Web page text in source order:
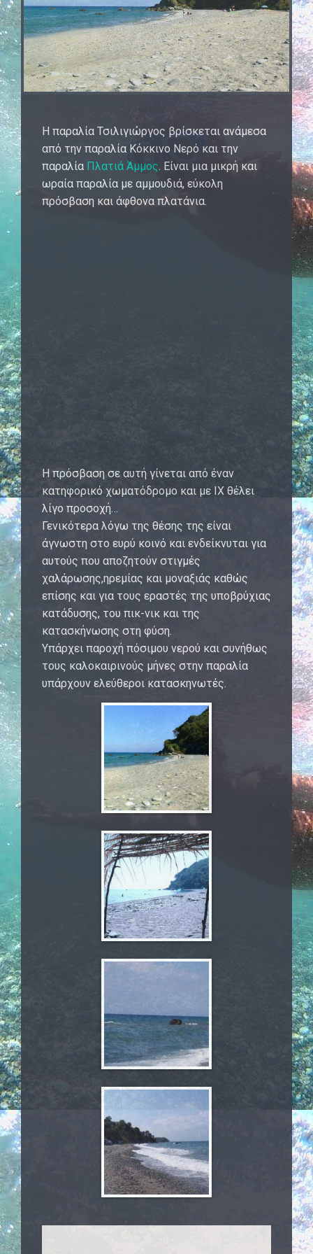
Η παραλία Τσιλιγιώργος βρίσκεται ανάμεσα
από την παραλία Κόκκινο Νερό και την
παραλία Πλατιά Άμμος. Είναι μια μικρή και
ωραία παραλία με αμμουδιά, εύκολη
πρόσβαση και άφθονα πλατάνια.
Η πρόσβαση σε αυτή γίνεται από έναν
κατηφορικό χωματόδρομο και με ΙΧ θέλει
λίγο προσοχή…
Γενικότερα λόγω της θέσης της είναι
άγνωστη στο ευρύ κοινό και ενδείκνυται για
αυτούς που αποζητούν στιγμές
χαλάρωσης,ηρεμίας και μοναξιάς καθώς
επίσης και για τους εραστές της υποβρύχιας
κατάδυσης, του πικ-νικ και της
κατασκήνωσης στη φύση.
Υπάρχει παροχή πόσιμου νερού και συνήθως
τους καλοκαιρινούς μήνες στην παραλία
υπάρχουν ελεύθεροι κατασκηνωτές.